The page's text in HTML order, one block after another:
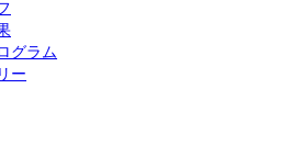
グラム
ー